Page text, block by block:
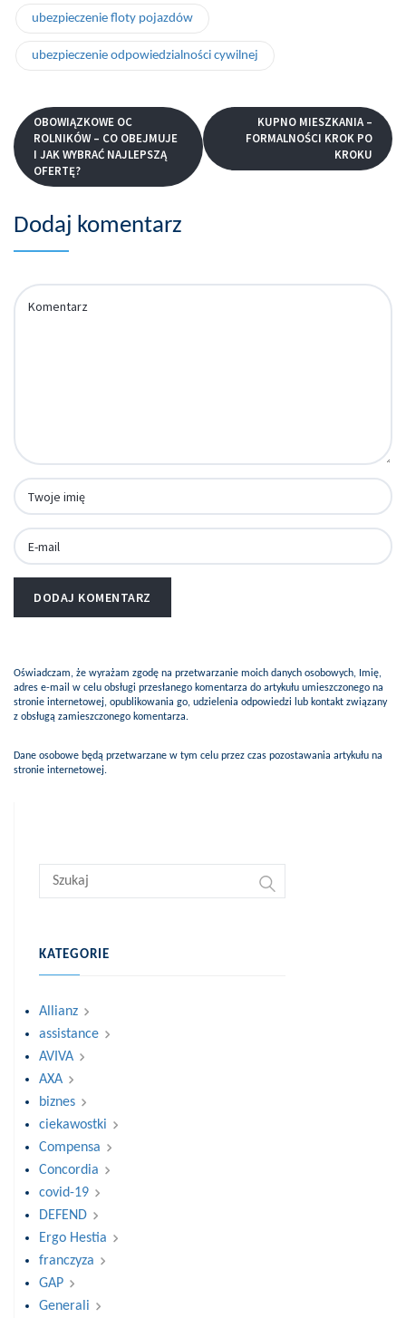
ubezpieczenie floty pojazdów
ubezpieczenie odpowiedzialności cywilnej
OBOWIĄZKOWE OC
ROLNIKÓW – CO OBEJMUJE
I JAK WYBRAĆ NAJLEPSZĄ
OFERTĘ?
KUPNO MIESZKANIA –
FORMALNOŚCI KROK PO
KROKU
Dodaj komentarz
Oświadczam, że wyrażam zgodę na przetwarzanie moich danych osobowych, Imię,
adres e-mail w celu obsługi przesłanego komentarza do artykułu umieszczonego na
stronie internetowej, opublikowania go, udzielenia odpowiedzi lub kontakt związany
z obsługą zamieszczonego komentarza.
Dane osobowe będą przetwarzane w tym celu przez czas pozostawania artykułu na
stronie internetowej.
KATEGORIE
Allianz
assistance
AVIVA
AXA
biznes
ciekawostki
Compensa
Concordia
covid-19
DEFEND
Ergo Hestia
franczyza
GAP
Generali